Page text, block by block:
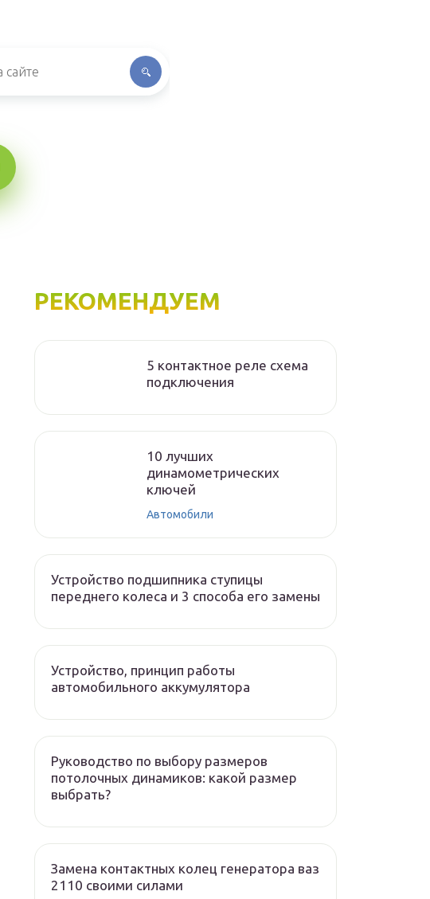
РЕКОМЕНДУЕМ
5 контактное реле схема
подключения
10 лучших
динамометрических
ключей
Автомобили
Устройство подшипника ступицы
переднего колеса и 3 способа его замены
Устройство, принцип работы
автомобильного аккумулятора
Руководство по выбору размеров
потолочных динамиков: какой размер
выбрать?
Замена контактных колец генератора ваз
2110 своими силами